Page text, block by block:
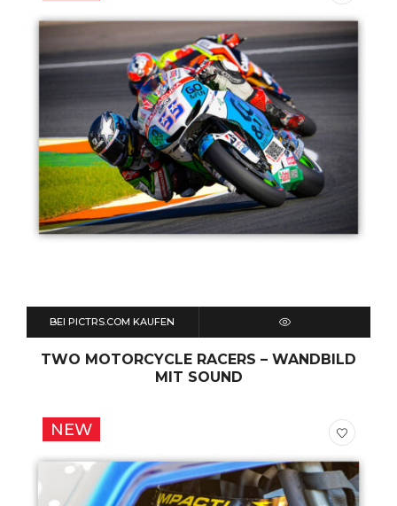
BEI PICTRS.COM KAUFEN
QUICK VIEW
TWO MOTORCYCLE RACERS – WANDBILD
MIT SOUND
NEW